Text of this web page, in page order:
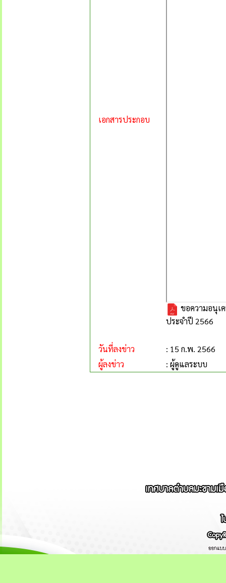
เอกสารประกอบ
ขอความอนุเ
ประจำปี 2566
วันที่ลงข่าว
: 15 ก.พ. 2566
ผู้ลงข่าว
: ผู้ดูแลระบบ